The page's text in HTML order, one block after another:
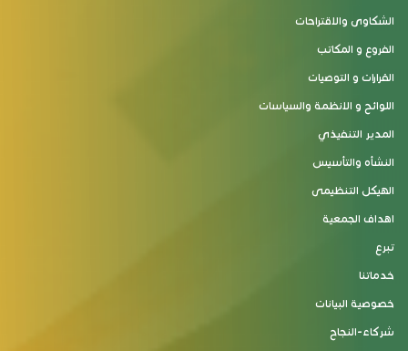
الشكاوى والاقتراحات
الفروع و المكاتب
القرارات و التوصيات
اللوائح و الانظمة والسياسات
المدير التنفيذي
النشأه والتأسيس
الهيكل التنظيمى
اهداف الجمعية
تبرع
خدماتنا
خصوصية البيانات
شركاء-النجاح